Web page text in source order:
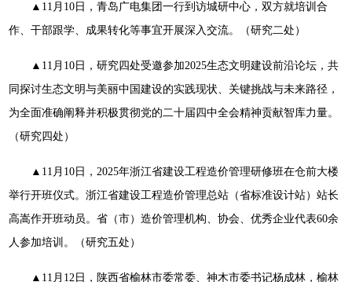
▲11月10日，青岛广电集团一行到访城研中心，双方就培训合
作、干部跟学、成果转化等事宜开展深入交流。（研究二处）
▲11月10日，研究四处受邀参加2025生态文明建设前沿论坛，共
同探讨生态文明与美丽中国建设的实践现状、关键挑战与未来路径，
为全面准确阐释并积极贯彻党的二十届四中全会精神贡献智库力量。
（研究四处）
▲11月10日，2025年浙江省建设工程造价管理研修班在仓前大楼
举行开班仪式。浙江省建设工程造价管理总站（省标准设计站）站长
高嵩作开班动员。省（市）造价管理机构、协会、优秀企业代表60余
人参加培训。（研究五处）
▲11月12日，陕西省榆林市委常委、神木市委书记杨成林，榆林